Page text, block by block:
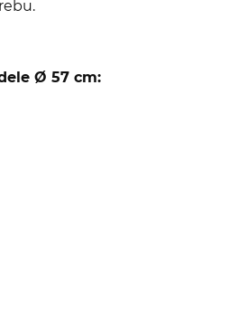
Ø 57 cm: